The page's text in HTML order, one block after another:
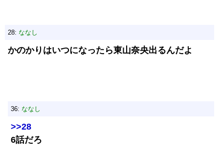
28: ななし
かのかりはいつになったら東山奈央出るんだよ
36: ななし
>>28
6話だろ